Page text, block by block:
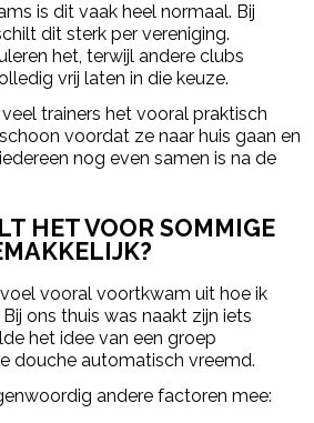
is dit vaak heel normaal. Bij
dit sterk per vereniging.
het, terwijl andere clubs
vrij laten in die keuze.
trainers het vooral praktisch
voordat ze naar huis gaan en
nog even samen is na de
HET VOOR SOMMIGE
vooral voortkwam uit hoe ik
ons thuis was naakt zijn iets
het idee van een groep
douche automatisch vreemd.
andere factoren mee: